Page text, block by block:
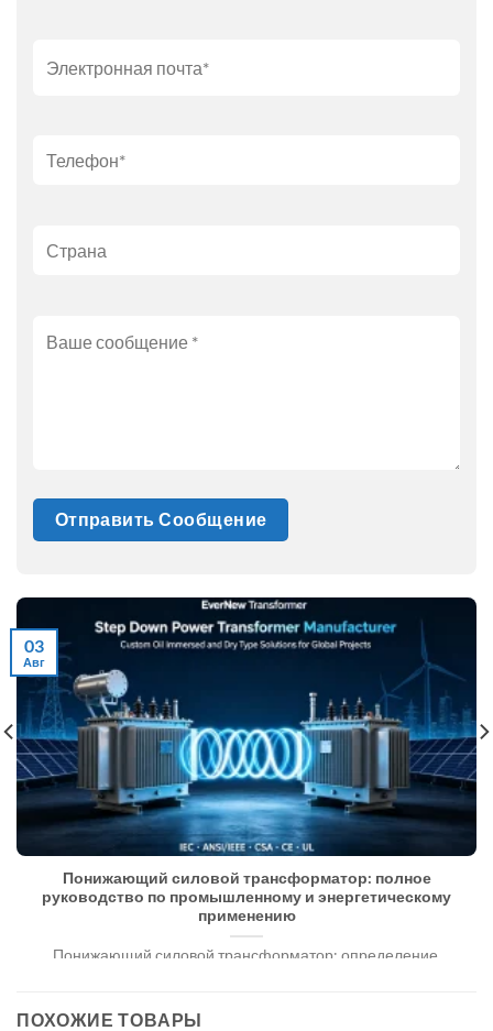
Понижающий силовой трансформатор: полное
руководство по промышленному и энергетическому
применению
Понижающий силовой трансформатор: определение,
03
Авг
ПОХОЖИЕ ТОВАРЫ